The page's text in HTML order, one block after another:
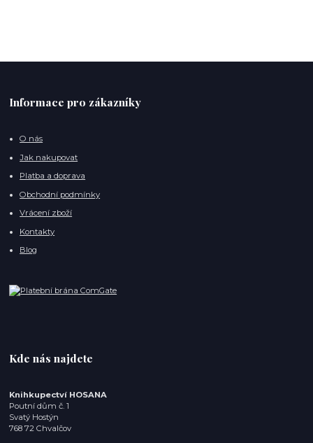
Informace pro zákazníky
O nás
Jak nakupovat
Platba a doprava
Obchodní podmínky
Vrácení zboží
Kontakty
Blog
Kde nás najdete
Knihkupectví HOSANA
Poutní dům č. 1
Svatý Hostýn
768 72 Chvalčov